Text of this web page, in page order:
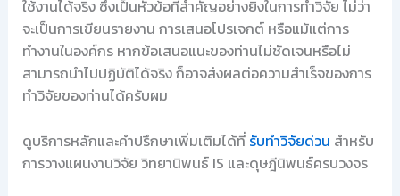
ใช้งานได้จริง ซึ่งเป็นหัวข้อที่สำคัญอย่างยิ่งในการทำวิจัย ไม่ว่า
จะเป็นการเขียนรายงาน การเสนอโปรเจกต์ หรือแม้แต่การ
ทำงานในองค์กร หากข้อเสนอแนะของท่านไม่ชัดเจนหรือไม่
สามารถนำไปปฏิบัติได้จริง ก็อาจส่งผลต่อความสำเร็จของการ
ทำวิจัยของท่านได้ครับผม
ดูบริการหลักและคำปรึกษาเพิ่มเติมได้ที่ รับทำวิจัยด่วน สำหรับ
การวางแผนงานวิจัย วิทยานิพนธ์ IS และดุษฎีนิพนธ์ครบวงจร